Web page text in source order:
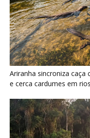
Ariranha sincroniza caça
e cerca cardumes em